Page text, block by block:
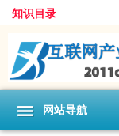
知识目录
网站导航